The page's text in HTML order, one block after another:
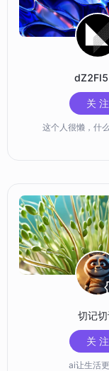
关 注
这个人很懒，什
切记
关 注
ai让生活